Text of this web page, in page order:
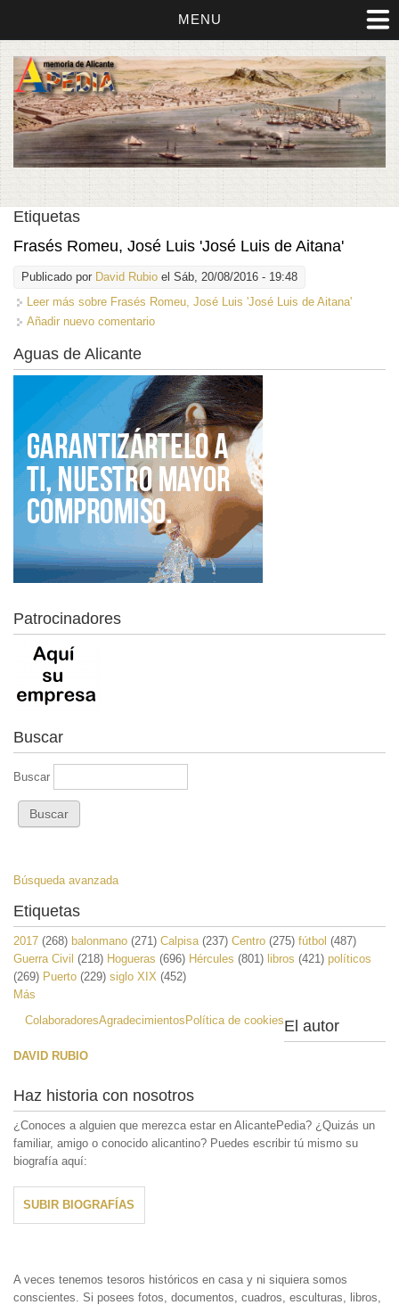
MENU
Etiquetas
Frasés Romeu, José Luis 'José Luis de Aitana'
Publicado por David Rubio el Sáb, 20/08/2016 - 19:48
Leer más sobre Frasés Romeu, José Luis 'José Luis de Aitana'
Añadir nuevo comentario
Aguas de Alicante
Patrocinadores
Buscar
Buscar
Búsqueda avanzada
Etiquetas
2017 (268) balonmano (271) Calpisa(237) Centro (275) fútbol (487)
Guerra Civil (218) Hogueras (696) Hércules (801) libros (421) políticos
(269) Puerto (229) siglo XIX (452)
Más
ColaboradoresAgradecimientosPolítica de cookiesEl autor
DAVID RUBIO
Haz historia con nosotros
¿Conoces a alguien que merezca estar en AlicantePedia? ¿Quizás un
familiar, amigo o conocido alicantino? Puedes escribir tú mismo su
biografía aquí:
SUBIR BIOGRAFÍAS
A veces tenemos tesoros históricos en casa y ni siquiera somos
conscientes. Si posees fotos, documentos, cuadros, esculturas, libros,